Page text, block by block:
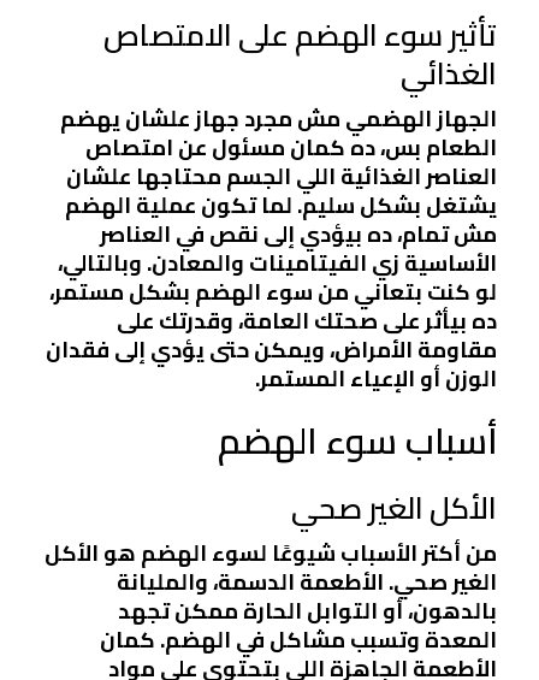
تأثير سوء الهضم على الامتصاص
الغذائي
الجهاز الهضمي مش مجرد جهاز علشان يهضم
الطعام بس، ده كمان مسئول عن امتصاص
العناصر الغذائية اللي الجسم محتاجها علشان
يشتغل بشكل سليم. لما تكون عملية الهضم
مش تمام، ده بيؤدي إلى نقص في العناصر
الأساسية زي الفيتامينات والمعادن. وبالتالي،
لو كنت بتعاني من سوء الهضم بشكل مستمر،
ده بيأثر على صحتك العامة، وقدرتك على
مقاومة الأمراض، ويمكن حتى يؤدي إلى فقدان
الوزن أو الإعياء المستمر.
أسباب سوء الهضم
الأكل الغير صحي
من أكتر الأسباب شيوعًا لسوء الهضم هو الأكل
الغير صحي. الأطعمة الدسمة، والمليانة
بالدهون، أو التوابل الحارة ممكن تجهد
المعدة وتسبب مشاكل في الهضم. كمان
الأطعمة الجاهزة اللي بتحتوي على مواد